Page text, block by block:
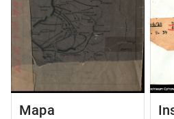
Mapa